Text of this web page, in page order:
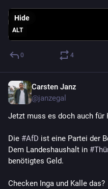
ALT
Hide
0 4
Carsten Janz
@janzegal
Jetzt muss es doch auch für
Die #AfD ist eine Partei der
Dem Landeshaushalt in #
benötigtes Geld.
Checken Inga und Kalle das?